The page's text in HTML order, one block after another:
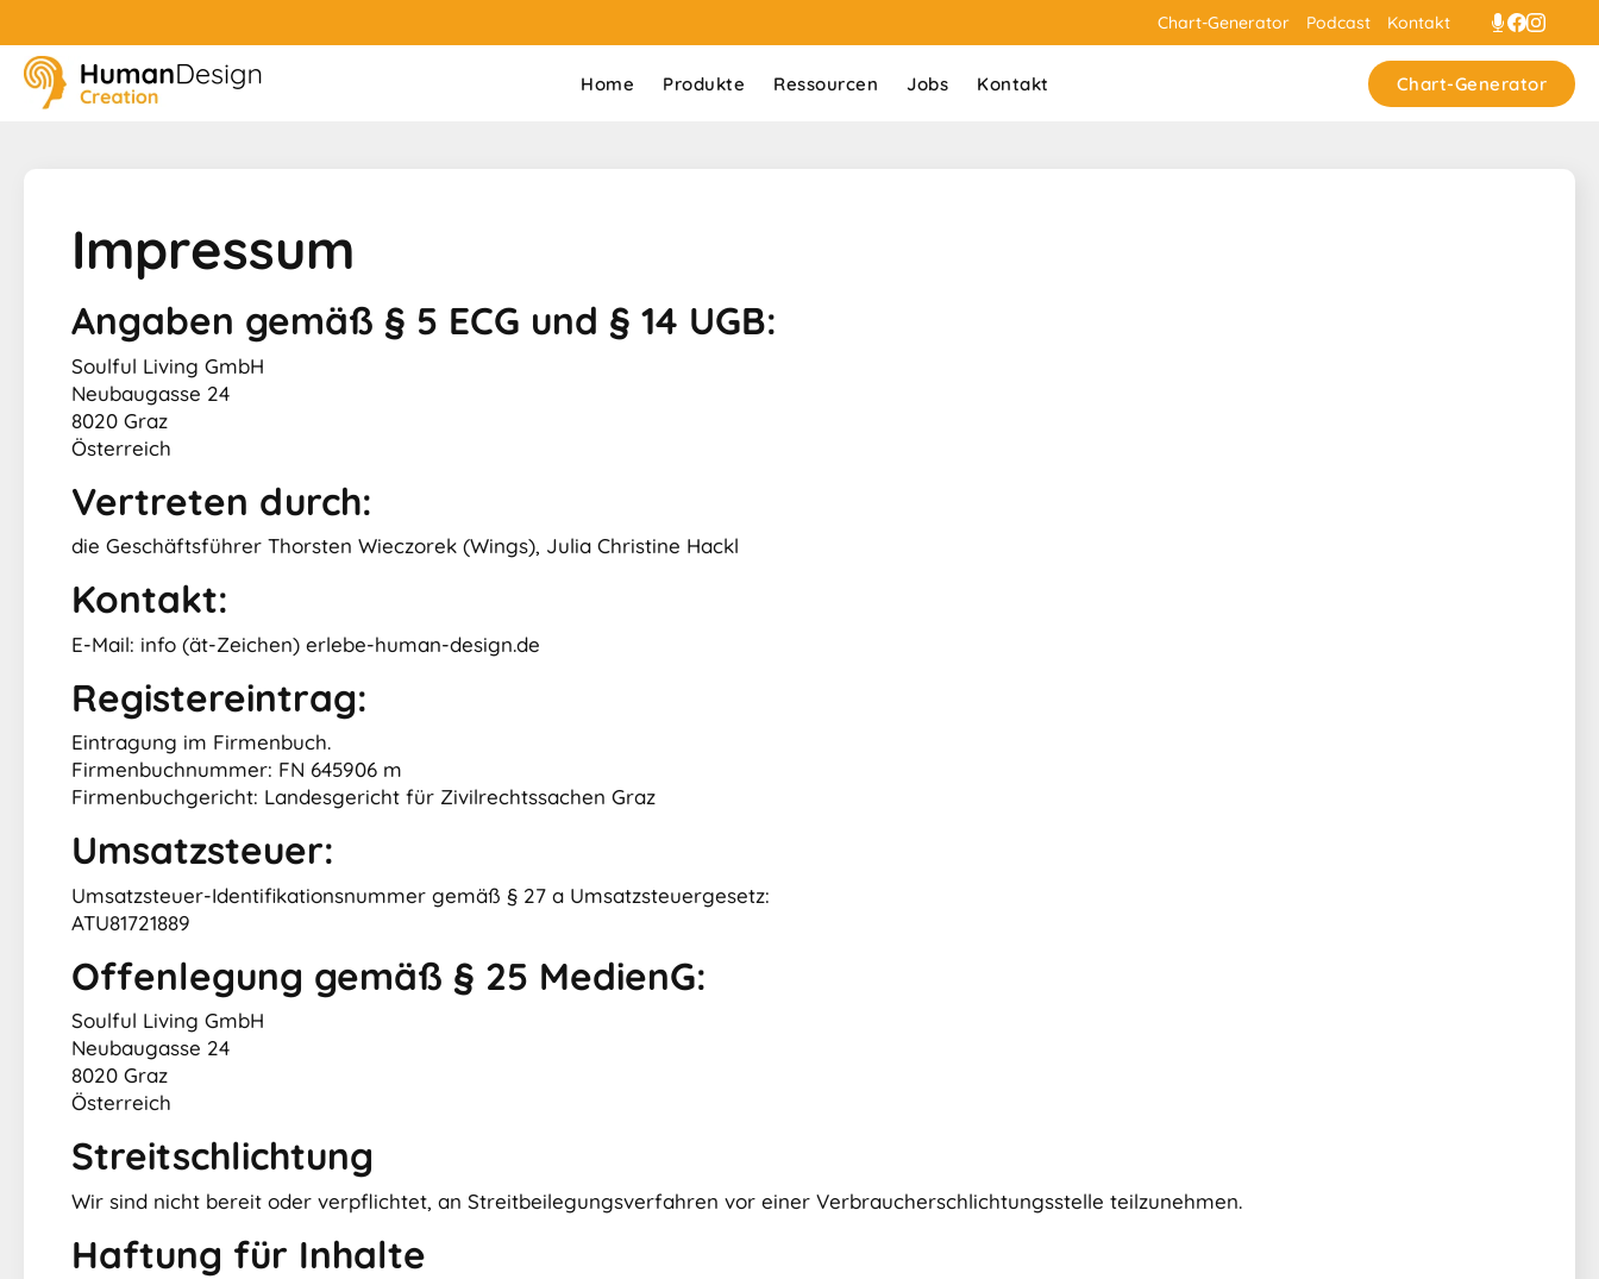
Chart-Generator Podcast Kontakt
Home Produkte Ressourcen Jobs Kontakt Chart-Generator
Impressum
Angaben gemäß § 5 ECG und § 14 UGB:
Soulful Living GmbH
Neubaugasse 24
8020 Graz
Österreich
Vertreten durch:
die Geschäftsführer Thorsten Wieczorek (Wings), Julia Christine Hackl
Kontakt:
E-Mail: info (ät-Zeichen) erlebe-human-design.de
Registereintrag:
Eintragung im Firmenbuch.
Firmenbuchnummer: FN 645906 m
Firmenbuchgericht: Landesgericht für Zivilrechtssachen Graz
Umsatzsteuer:
Umsatzsteuer-Identifikationsnummer gemäß § 27 a Umsatzsteuergesetz:
ATU81721889
Offenlegung gemäß § 25 MedienG:
Soulful Living GmbH
Neubaugasse 24
8020 Graz
Österreich
Streitschlichtung
Wir sind nicht bereit oder verpflichtet, an Streitbeilegungsverfahren vor einer Verbraucherschlichtungsstelle teilzunehmen.
Haftung für Inhalte